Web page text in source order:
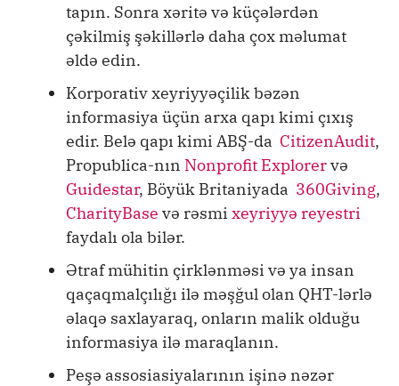
tapın. Sonra xəritə və küçələrdən
çəkilmiş şəkillərlə daha çox məlumat
əldə edin.
Korporativ xeyriyyəçilik bəzən
informasiya üçün arxa qapı kimi çıxış
edir. Belə qapı kimi ABŞ-da CitizenAudit,
Propublica-nın Nonprofit Explorervə
Guidestar, Böyük Britaniyada 360Giving,
CharityBase və rəsmi xeyriyyə reyestri
faydalı ola bilər.
Ətraf mühitin çirklənməsi və ya insan
qaçaqmalçılığı ilə məşğul olan QHT-lərlə
əlaqə saxlayaraq, onların malik olduğu
informasiya ilə maraqlanın.
Peşə assosiasiyalarının işinə nəzər